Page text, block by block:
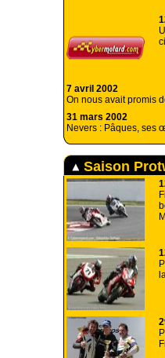
7 avril 2002
On nous avait promis
31 mars 2002
Nevers : Pâques, ses
Saison